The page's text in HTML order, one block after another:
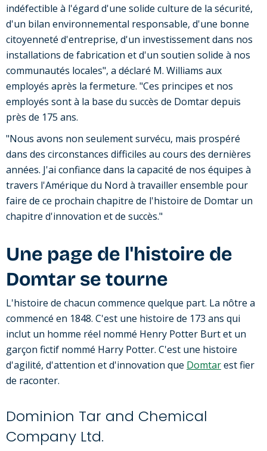
indéfectible à l'égard d'une solide culture de la sécurité,
d'un bilan environnemental responsable, d'une bonne
citoyenneté d'entreprise, d'un investissement dans nos
installations de fabrication et d'un soutien solide à nos
communautés locales", a déclaré M. Williams aux
employés après la fermeture. "Ces principes et nos
employés sont à la base du succès de Domtar depuis
près de 175 ans.
"Nous avons non seulement survécu, mais prospéré
dans des circonstances difficiles au cours des dernières
années. J'ai confiance dans la capacité de nos équipes à
travers l'Amérique du Nord à travailler ensemble pour
faire de ce prochain chapitre de l'histoire de Domtar un
chapitre d'innovation et de succès."
Une page de l'histoire de
Domtar se tourne
L'histoire de chacun commence quelque part. La nôtre a
commencé en 1848. C'est une histoire de 173 ans qui
inclut un homme réel nommé Henry Potter Burt et un
garçon fictif nommé Harry Potter. C'est une histoire
d'agilité, d'attention et d'innovation que Domtarest fier
de raconter.
Dominion Tar and Chemical
Company Ltd.